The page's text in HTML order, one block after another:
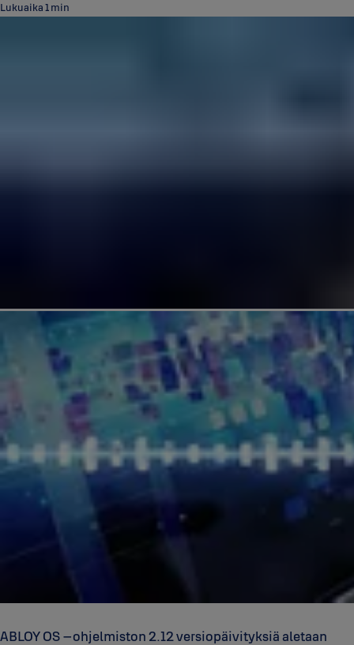
Lukuaika 1 min
ABLOY OS –ohjelmiston 2.12 versiopäivityksiä aletaan